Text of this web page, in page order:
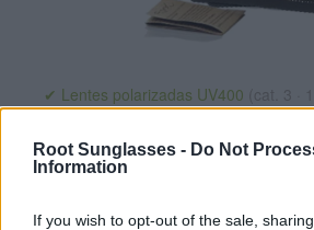
Root Sunglasses - Do Not
Information
If you wish to opt-out of the sale,
✔ Lentes polarizadas UV400
Reducen reflejos y protegen del sol ·
✔ Herrajes de acero inoxidablepara
✔ Cómodas y ligeras
-Opciones Recomendadas: